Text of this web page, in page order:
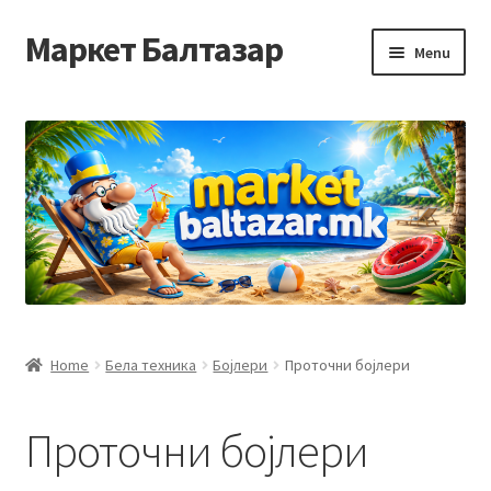
Skip
to
Skip
to
Маркет Балтазар Menu
Checkout
Homepage
Privacy Policy
Корисничка подршка
Home Бела техника Бојлери Проточни бојлери
Проточни бојлери